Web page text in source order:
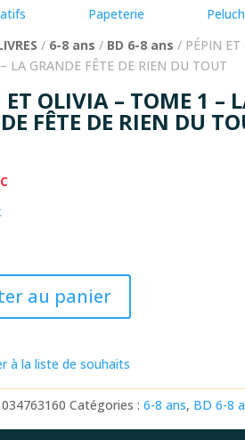
Papeterie
/ 6-8 ans / BD 6-8 ans / PÉPIN ET
LA GRANDE FÊTE DE RIEN DU TOUT
ET OLIVIA – TOME 1 –
FÊTE DE RIEN DU
au panier
à la liste de souhaits
Catégories :6-8 ans, BD 6-8